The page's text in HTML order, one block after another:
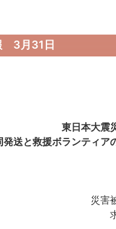
3月31日
東日本大震
送と救援ボランティア
年
支援と災
連絡会(